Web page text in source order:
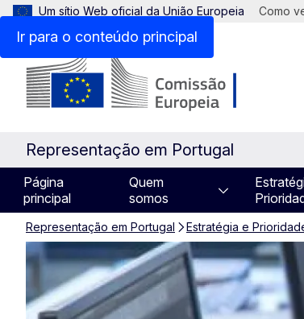
Ir para o conteúdo principal
Um sítio Web oficial da União Europeia Como
Representação em Portugal
Página
principal
Quem
somos
Representação em Portugal Estratégia e
Moldar o